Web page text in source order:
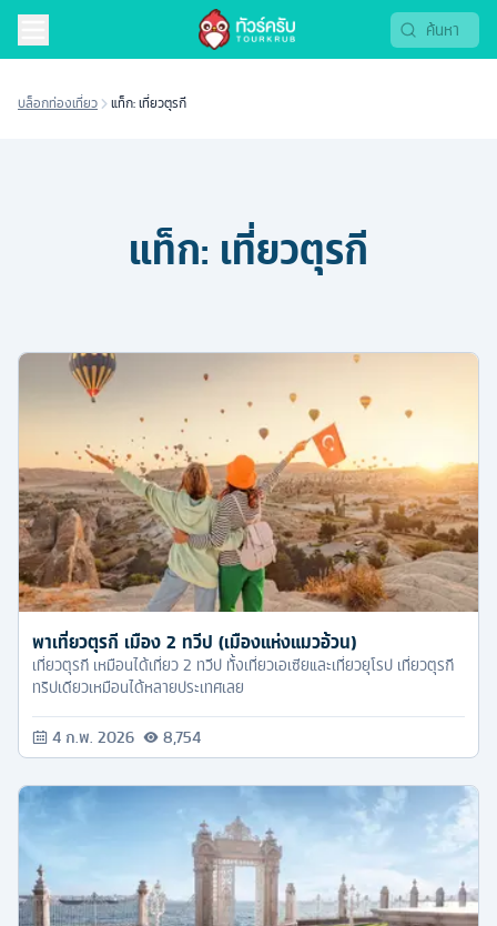
บล็อกท่องเที่ยว แท็ก: เที่ยวตุรกี
แท็ก: เที่ยวตุรกี
พาเที่ยวตุรกี เมือง 2 ทวีป (เมืองแห่งแมวอ้วน)
เที่ยวตุรกี เหมือนได้เที่ยว 2 ทวีป ทั้งเที่ยวเอเซียและเที่ยวยุโรป เที่ยวตุรกี
ทริปเดียวเหมือนได้หลายประเทศเลย
4 ก.พ. 2026 8,754